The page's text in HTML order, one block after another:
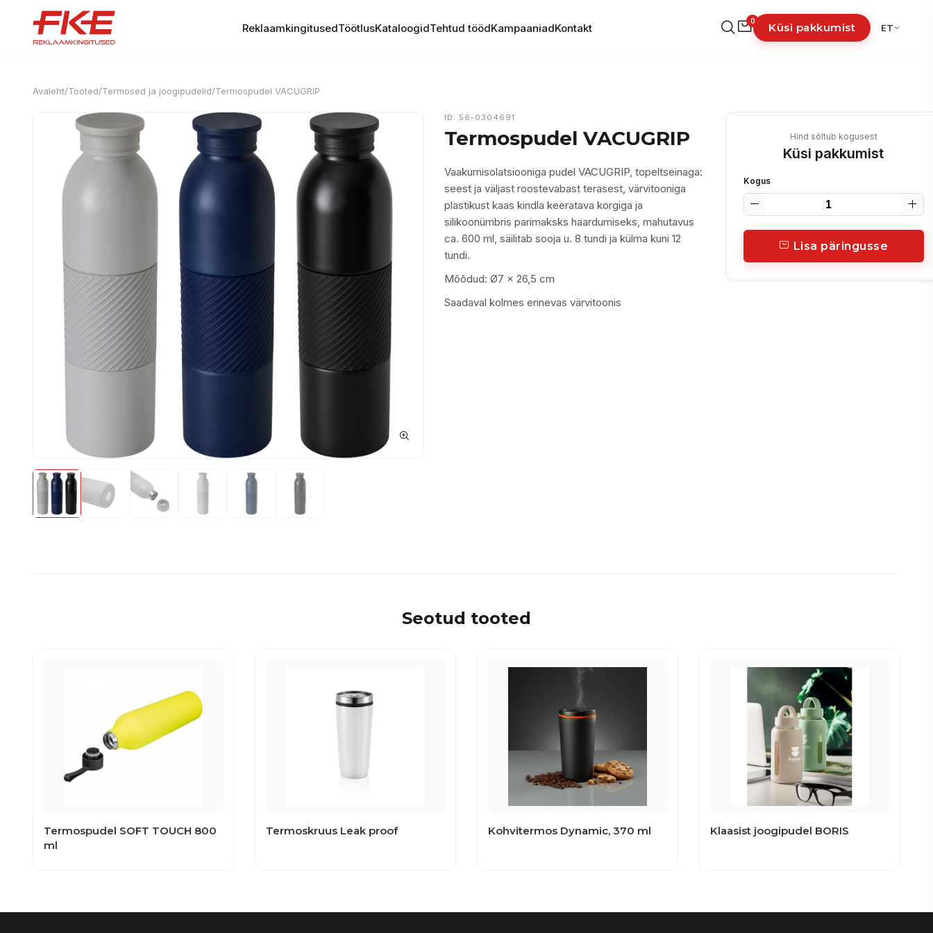
ReklaamkingitusedTöötlusKataloogidTehtud töödKampaaniadKontakt
0
Küsi pakkumist ET
Avaleht/Tooted/Termosed ja joogipudelid/Termospudel VACUGRIP
ID: 56-0304691
Termospudel VACUGRIP
Vaakumisolatsiooniga pudel VACUGRIP, topeltseinaga:
seest ja väljast roostevabast terasest, värvitooniga
plastikust kaas kindla keeratava korgiga ja
silikoonümbris parimaksks haardumiseks, mahutavus
ca. 600 ml, säilitab sooja u. 8 tundi ja külma kuni 12
tundi.
Mõõdud: Ø7 x 26,5 cm
Saadaval kolmes erinevas värvitoonis
Hind sõltub kogusest
Küsi pakkumist
Kogus
Lisa päringusse
Seotud tooted
Termospudel SOFT TOUCH 800
ml
Termoskruus Leak proof Kohvitermos Dynamic, 370 ml Klaasist joogipudel BORIS